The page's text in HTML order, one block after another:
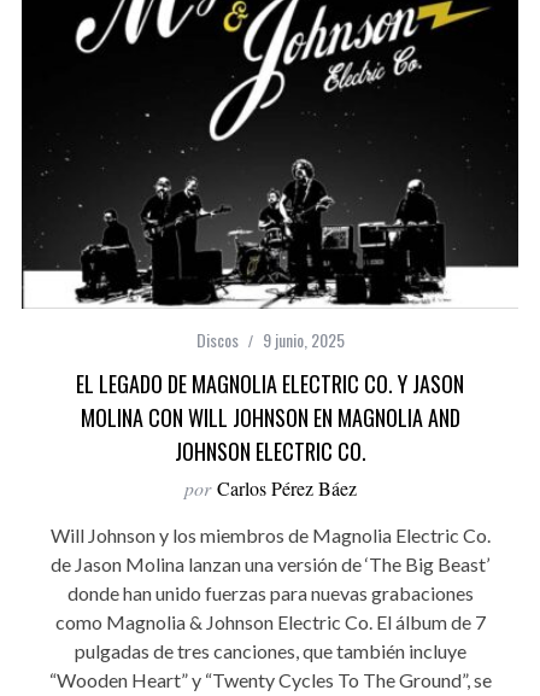
Discos 9 junio, 2025
EL LEGADO DE MAGNOLIA ELECTRIC CO. Y JASON
MOLINA CON WILL JOHNSON EN MAGNOLIA AND
JOHNSON ELECTRIC CO.
por Carlos Pérez Báez
Will Johnson y los miembros de Magnolia Electric Co.
de Jason Molina lanzan una versión de ‘The Big Beast’
donde han unido fuerzas para nuevas grabaciones
como Magnolia & Johnson Electric Co. El álbum de 7
pulgadas de tres canciones, que también incluye
“Wooden Heart” y “Twenty Cycles To The Ground”, se